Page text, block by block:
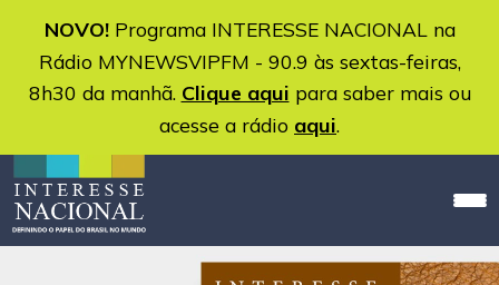
NOVO!Programa INTERESSE NACIONAL na
Rádio MYNEWSVIPFM - 90.9 às sextas-feiras,
8h30 da manhã. Clique aqui para saber mais ou
acesse a rádio aqui.